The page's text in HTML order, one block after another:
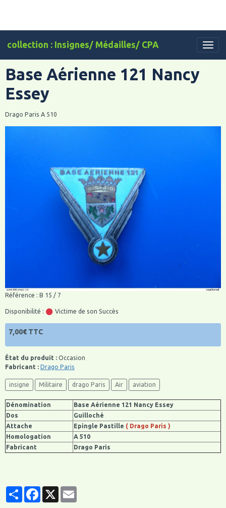
collection : Insignes/ Médailles/ CPA
Base Aérienne 121 Nancy
Essey
Drago Paris A 510
Référence : B 15 / 7
Disponibilité : Victime de son Succès
7,00€ TTC
État du produit : Occasion
Fabricant : Drago Paris
insigne Militaire drago Paris Air aviation
Dénomination
Base Aérienne 121 Nancy Essey
Dos
Guilloché
Attache
Epingle Pastille ( Drago Paris )
Homologation
A 510
Fabricant
Drago Paris
PartagerFacebook